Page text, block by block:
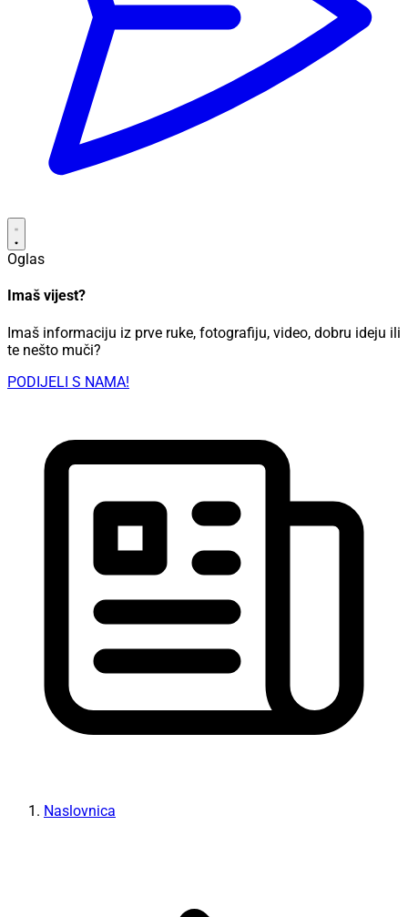
Oglas
Imaš vijest?
Imaš informaciju iz prve ruke, fotografiju, video, dobru ideju ili
te nešto muči?
PODIJELI S NAMA!
Naslovnica